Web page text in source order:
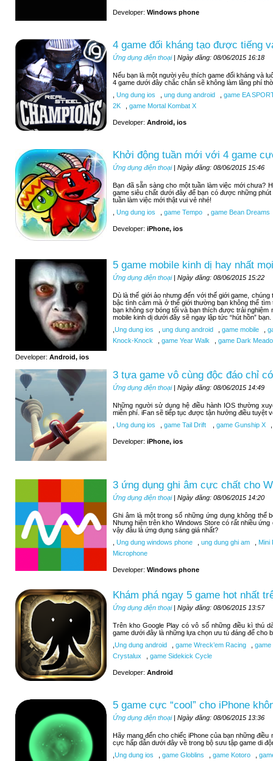
Developer: Windows phone
4 game đối kháng tạo được tiếng
Ứng dụng điện thoại| Ngày đăng: 08/06/2015 16:18
Nếu bạn là một người yêu thích game đối kháng và
4 game dưới đây chắc chắn sẽ không làm lãng phí
Ung dung ios ung dung android
game EA
2K
game Mortal Kombat X
Developer: Android, ios
Khởi động tuần mới với 4 game
Ứng dụng điện thoại| Ngày đăng: 08/06/2015 15:46
Bạn đã sẵn sàng cho một tuần làm việc mới chưa?
game siêu chất dưới đây để bạn có được những
tuần làm việc mới thật vui vẻ nhé!
Ung dung ios game Tempo game Bean Dreams
Developer: iPhone, ios
5 game mobile kinh dị hay nhất
Ứng dụng điện thoại| Ngày đăng: 08/06/2015 15:22
Dù là thế giới ảo nhưng đến với thế giới game,
bậc tình cảm mà ở thế giới thường bạn không thể
bạn không sợ bóng tối và bạn thích được trải
mobile kinh dị dưới đây sẽ ngay lập tức “hút hồn” bạn.
Ung dung ios ung dung android game mobile
Knock-Knock
game Year Walk game Dark
Developer: Android, ios
3 tựa game vô cùng độc đáo chỉ
Ứng dụng điện thoại| Ngày đăng: 08/06/2015 14:49
Những người sử dụng hệ điều hành IOS thường
miễn phí. iFan sẽ tiếp tục được tận hưởng điều tuyệt
Ung dung ios game Tail Drift game Gunship X
Developer: iPhone, ios
3 ứng dụng ghi âm cực chất cho
Ứng dụng điện thoại| Ngày đăng: 08/06/2015 14:20
Ghi âm là một trong số những ứng dụng không thể
Nhưng hiện trên kho Windows Store có rất nhiều
vậy đâu là ứng dụng sáng giá nhất?
Ung dung windows phone ung dung ghi am
Mini
Microphone
Developer: Windows phone
Khám phá ngay 5 game hot nhất
Ứng dụng điện thoại| Ngày đăng: 08/06/2015 13:57
Trên kho Google Play có vô số những điều kì thú
game dưới đây là những lựa chọn ưu tú đáng để cho
Ung dung android game Wreck’em Racing
game
Crystalux
game Sidekick Cycle
Developer: Android
5 game cực “cool” cho iPhone
Ứng dụng điện thoại| Ngày đăng: 08/06/2015 13:36
Hãy mang đến cho chiếc iPhone của bạn những
cực hấp dẫn dưới đây về trong bộ sưu tập game di
Ung dung ios game Globlins game Kotoro